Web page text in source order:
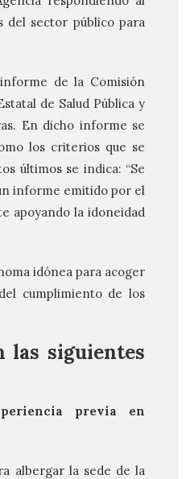
del sector público para
de la Comisión
de Salud Pública y
En dicho informe se
los criterios que se
últimos se indica: “Se
informe emitido por el
apoyando la idoneidad
idónea para acoger
cumplimiento de los
las siguientes
previa en
albergar la sede de la